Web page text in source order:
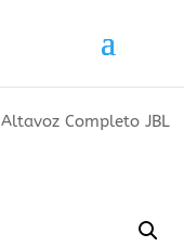
Altavoz Completo JBL